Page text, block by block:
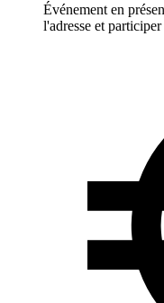
Événement en
l'adresse et participer